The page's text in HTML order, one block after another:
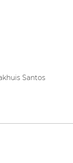
Santos